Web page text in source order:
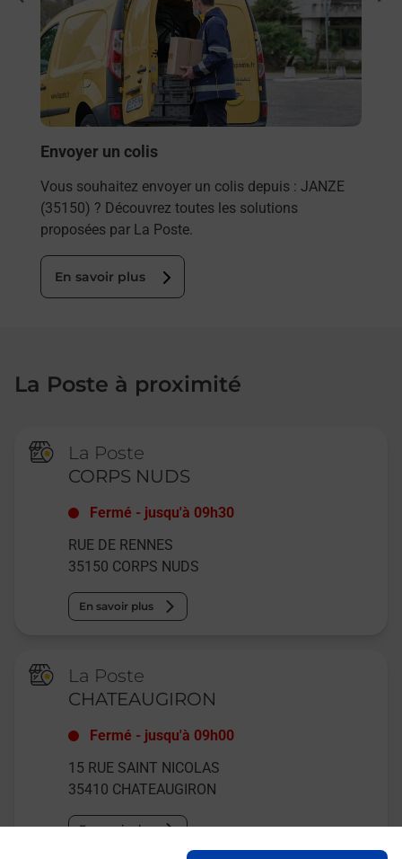
Envoyer un colis
Vous souhaitez envoyer un colis depuis : JANZE
(35150) ? Découvrez toutes les solutions
proposées par La Poste.
En savoir plus
La Poste à proximité
La Poste
CORPS NUDS
Fermé - jusqu'à 09h30
RUE DE RENNES
35150 CORPS NUDS
En savoir plus
La Poste
CHATEAUGIRON
Fermé - jusqu'à 09h00
15 RUE SAINT NICOLAS
35410 CHATEAUGIRON
En savoir plus